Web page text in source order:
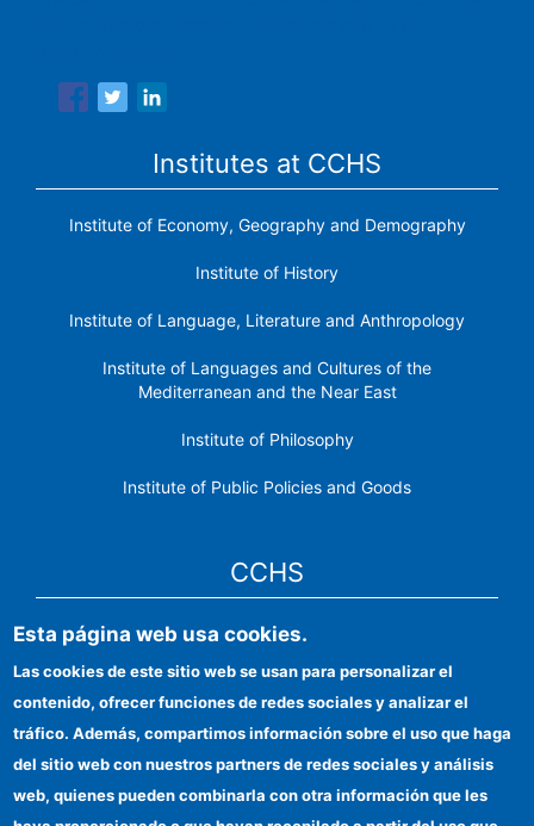
Institutes at CCHS
Institute of Economy, Geography and Demography
Institute of History
Institute of Language, Literature and Anthropology
Institute of Languages ​​and Cultures of the
Mediterranean and the Near East
Institute of Philosophy
Institute of Public Policies and Goods
CCHS
CSIC Electronic Office
Institutional identity
Information for providers
FEDER funds
Esta página web usa cookies.
Las cookies de este sitio web se usan para personalizar el
contenido, ofrecer funciones de redes sociales y analizar el
tráfico. Además, compartimos información sobre el uso que haga
del sitio web con nuestros partners de redes sociales y análisis
web, quienes pueden combinarla con otra información que les